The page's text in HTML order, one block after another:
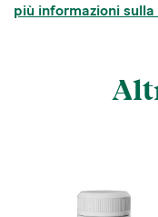
più informazioni